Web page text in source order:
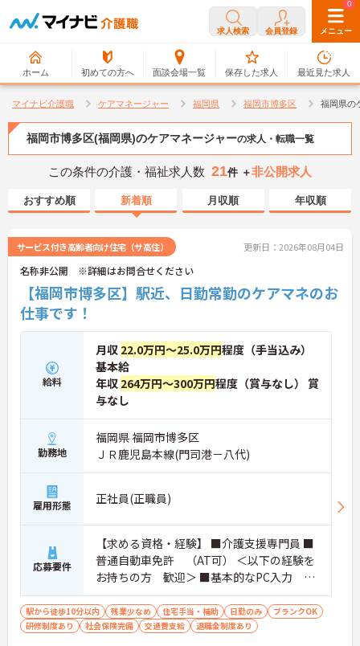
求人検索 会員登録 メニュー
ホーム 初めての方へ 面談会場一覧
0
保存した求人
0
最近見た求人
マイナビ介護職 ケアマネージャー 福岡県 福岡市博多区 福岡県の
福岡市博多区(福岡県)のケアマネージャーの求人・転職一覧
この条件の介護・福祉求人数 21件 ＋非公開求人
おすすめ順 新着順 月収順 年収順
サービス付き高齢者向け住宅（サ高住） 更新日：2026年08月04日
名称非公開 ※詳細はお問合せください
【福岡市博多区】駅近、日勤常勤のケアマネのお
仕事です！
給料
月収 22.0万円～25.0万円程度（手当込み）
基本給
年収 264万円～300万円程度（賞与なし） 賞
与なし
勤務地
福岡県 福岡市博多区
ＪＲ鹿児島本線(門司港－八代)
雇用形態 正社員(正職員)
応募要件
【求める資格・経験】 ■介護支援専門員 ■
普通自動車免許 （AT可） ＜以下の経験を
お持ちの方 歓迎＞ ■基本的なPC入力
（パワーポイントなどは不要） ■ケアマネ
実務経験
駅から徒歩10分以内 残業少なめ 住宅手当・補助 日勤のみ
ブランクOK
研修制度あり
社会保険完備 交通費支給 退職金制度あり